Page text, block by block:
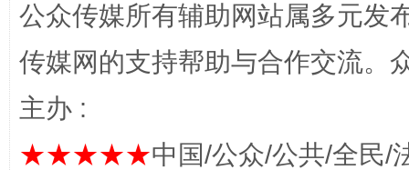
公众传媒所有辅助网站属多元发
传媒网的支持帮助与合作交流。
主办 :
★★★★★中国/公众/公共/全民/